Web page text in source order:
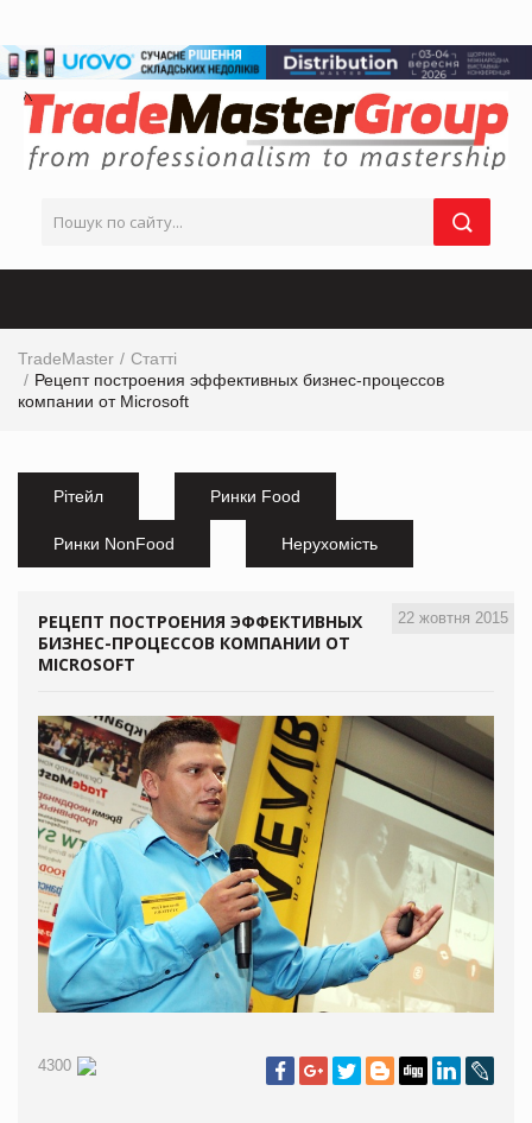
TradeMaster
Статті
Рецепт построения эффективных бизнес-процессов
компании от Microsoft
Рітейл Ринки Food
Ринки NonFood Нерухомість
22 жовтня 2015
РЕЦЕПТ ПОСТРОЕНИЯ ЭФФЕКТИВНЫХ
БИЗНЕС-ПРОЦЕССОВ КОМПАНИИ ОТ
MICROSOFT
4300